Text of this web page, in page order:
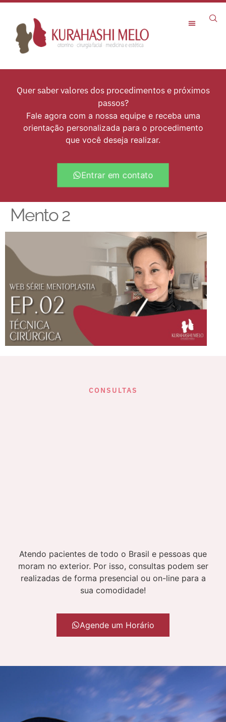
Quer saber valores dos procedimentos e próximos
passos?
Fale agora com a nossa equipe e receba uma
orientação personalizada para o procedimento
que você deseja realizar.
Entrar em contato
Mento 2
CONSULTAS
Atendo pacientes de todo o Brasil e pessoas que
moram no exterior. Por isso, consultas podem ser
realizadas de forma presencial ou on-line para a
sua comodidade!
Agende um Horário